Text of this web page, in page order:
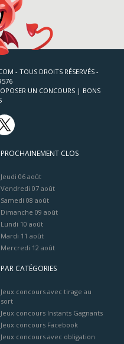
- TOUS DROITS RÉSERVÉS -
UN CONCOURS | BONS
PROCHAINEMENT CLOS
Jeudi 06 août
Vendredi 07 août
Samedi 08 août
Dimanche 09 août
Lundi 10 août
Mardi 11 août
Mercredi 12 août
PAR CATÉGORIES
Jeux concours avec tirage au
sort
Jeux concours Instants Gagnants
Jeux concours Facebook
Jeux concours avec obligation